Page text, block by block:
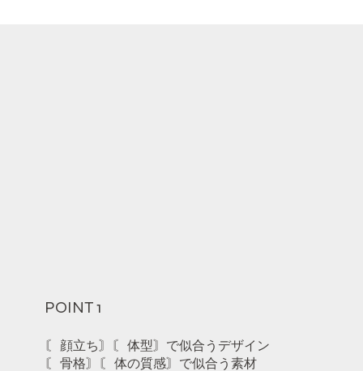
〘 顔立ち〙〘 体型〙で似合うデザイン
〘 骨格〙〘 体の質感〙で似合う素材
POINT 1